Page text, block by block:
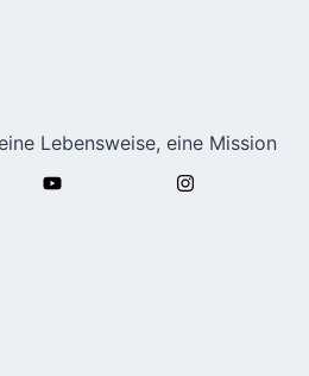
Lebensweise, eine Mission